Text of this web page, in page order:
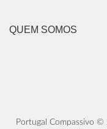
QUEM SOMOS
Portugal Compassivo ©